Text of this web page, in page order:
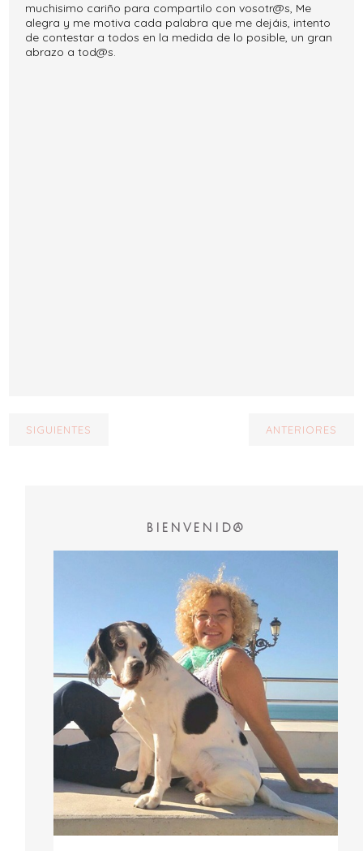
muchisimo cariño para compartilo con vosotr@s, Me
alegra y me motiva cada palabra que me dejáis, intento
de contestar a todos en la medida de lo posible, un gran
abrazo a tod@s.
SIGUIENTES ANTERIORES
BIENVENID@